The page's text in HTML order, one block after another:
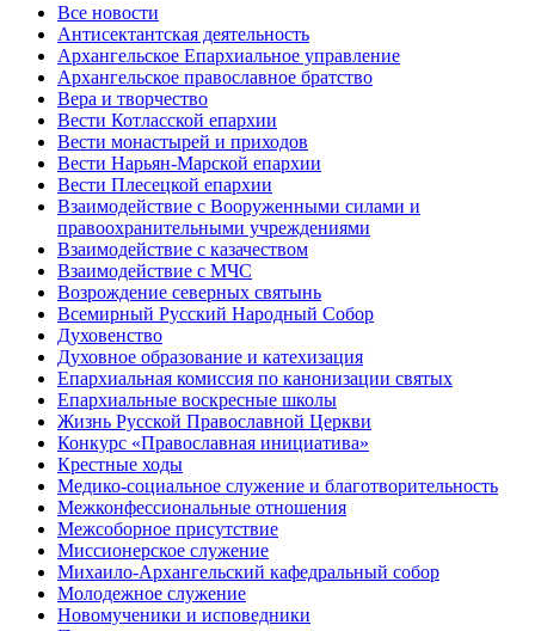
Все новости
Антисектантская деятельность
Архангельское Епархиальное управление
Архангельское православное братство
Вера и творчество
Вести Котласской епархии
Вести монастырей и приходов
Вести Нарьян-Марской епархии
Вести Плесецкой епархии
Взаимодействие с Вооруженными силами и
правоохранительными учреждениями
Взаимодействие с казачеством
Взаимодействие с МЧС
Возрождение северных святынь
Всемирный Русский Народный Собор
Духовенство
Духовное образование и катехизация
Епархиальная комиссия по канонизации святых
Епархиальные воскресные школы
Жизнь Русской Православной Церкви
Конкурс «Православная инициатива»
Крестные ходы
Медико-социальное служение и благотворительность
Межконфессиональные отношения
Межсоборное присутствие
Миссионерское служение
Михаило-Архангельский кафедральный собор
Молодежное служение
Новомученики и исповедники